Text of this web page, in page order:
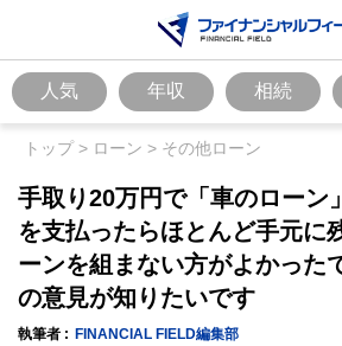
人気 年収 相続
トップ> ローン > その他ローン
手取り20万円で「車のローン
を支払ったらほとんど手元に
ーンを組まない方がよかった
の意見が知りたいです
執筆者 : FINANCIAL FIELD編集部